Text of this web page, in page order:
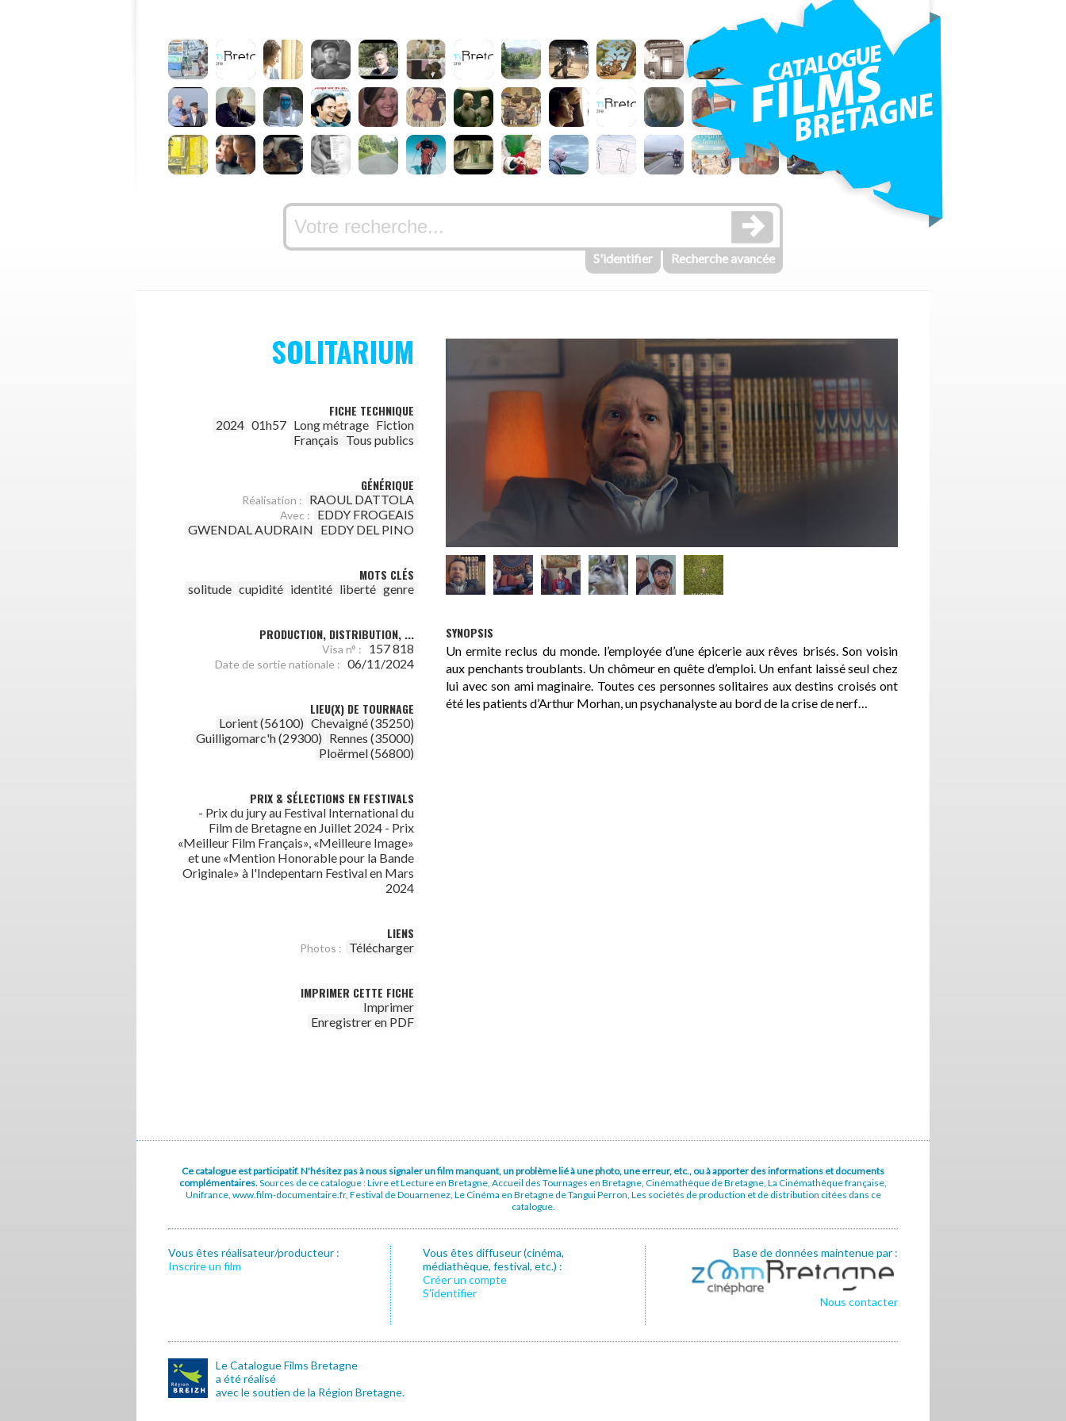
S'identifier Recherche avancée
SOLITARIUM
FICHE TECHNIQUE
2024 01h57 Long métrage Fiction
Français Tous publics
GÉNÉRIQUE
Réalisation : RAOUL DATTOLA
Avec :
EDDY FROGEAIS
GWENDAL AUDRAIN EDDY DEL PINO
MOTS CLÉS
solitude cupidité identité liberté genre
PRODUCTION, DISTRIBUTION, ...
Visa n° : 157 818
Date de sortie nationale : 06/11/2024
LIEU(X) DE TOURNAGE
Lorient (56100) Chevaigné (35250)
Guilligomarc'h (29300) Rennes (35000)
Ploërmel (56800)
PRIX & SÉLECTIONS EN FESTIVALS
- Prix du jury au Festival International du
Film de Bretagne en Juillet 2024 - Prix
«Meilleur Film Français», «Meilleure Image»
et une «Mention Honorable pour la Bande
Originale» à l'Indepentarn Festival en Mars
2024
LIENS
Photos : Télécharger
IMPRIMER CETTE FICHE
Imprimer
Enregistrer en PDF
SYNOPSIS
Un ermite reclus du monde. l’employée d’une épicerie aux rêves brisés. Son voisin
aux penchants troublants. Un chômeur en quête d’emploi. Un enfant laissé seul chez
lui avec son ami maginaire. Toutes ces personnes solitaires aux destins croisés ont
été les patients d’Arthur Morhan, un psychanalyste au bord de la crise de nerf…
Ce catalogue est participatif. N'hésitez pas à nous signaler un film manquant, un problème lié à une photo, une erreur, etc., ou à apporter des informations et documents
complémentaires.Sources de ce catalogue : Livre et Lecture en Bretagne, Accueil des Tournages en Bretagne, Cinémathèque de Bretagne, La Cinémathèque française,
Unifrance, www.film-documentaire.fr, Festival de Douarnenez, Le Cinéma en Bretagne de Tangui Perron, Les sociétés de production et de distribution citées dans ce
catalogue.
Vous êtes réalisateur/producteur :
Inscrire un film
Vous êtes diffuseur (cinéma,
médiathèque, festival, etc.) :
Créer un compte
S’identifier
Base de données maintenue par :
Nous contacter
Le Catalogue Films Bretagne
a été réalisé
avec le soutien de la Région Bretagne.